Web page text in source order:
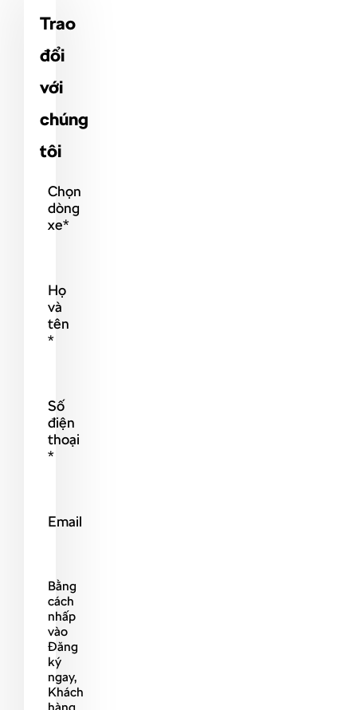
Trao
đổi
với
chúng
tôi
Chọn
dòng
xe*
Họ
và
tên
*
Số
điện
thoại
*
Email
Bằng
cách
nhấp
vào
Đăng
ký
ngay,
Khách